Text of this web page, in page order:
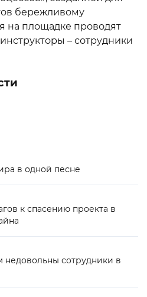
бережливому
на площадке проводят
– сотрудники
в одной песне
к спасению проекта в
недовольны сотрудники в